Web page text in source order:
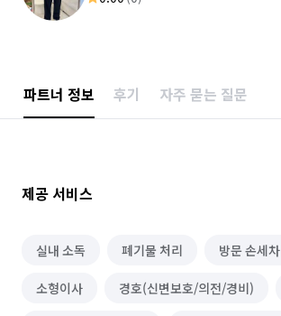
파트너 정보 후기 자주 묻는 질문
제공 서비스
실내 소독 폐기물 처리 방문 손세차
소형이사 경호(신변보호/의전/경비)